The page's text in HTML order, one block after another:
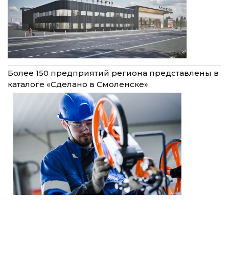
Более 150 предприятий региона представлены в
каталоге «Сделано в Смоленске»